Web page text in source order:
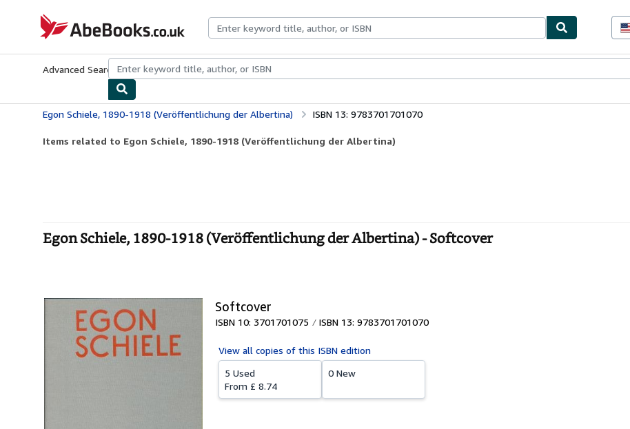
AbeBooks.co.uk
Advanced Search Browse CollectionsRare BooksArt & Collectables
Egon Schiele, 1890-1918 (Veröffentlichung der Albertina) ISBN 13: 9783701701070
Items related to Egon Schiele, 1890-1918 (Veröffentlichung der Albertina)
Egon Schiele, 1890-1918 (Veröffentlichung der Albertina) - Softcover
Softcover
ISBN 10: 3701701075 ISBN 13: 9783701701070
View all copies of this ISBN edition
5 Used
From £ 8.74
0 New